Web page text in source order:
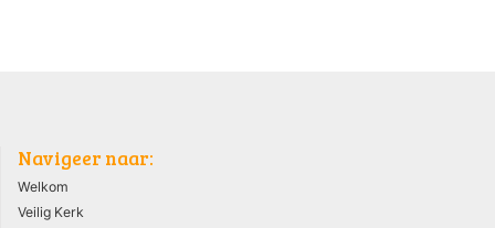
Navigeer naar:
Welkom
Veilig Kerk